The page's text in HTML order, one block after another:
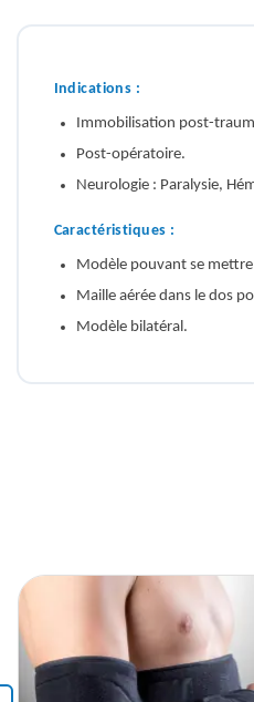
Indications :
Immobilisation post-
Post-opératoire.
Neurologie : Paralysie,
Caractéristiques :
Modèle pouvant se mettre
Maille aérée dans le dos
Modèle bilatéral.